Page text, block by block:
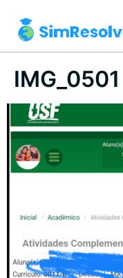
IMG_0501